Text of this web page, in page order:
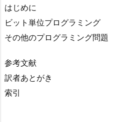
はじめに
ビット単位プログラミング
その他のプログラミング問題
参考文献
訳者あとがき
索引